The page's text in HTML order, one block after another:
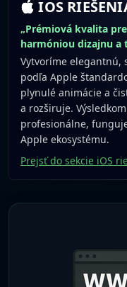
IOS
„Prémiová kvalita
harmóniou dizajnu a
Vytvoríme elegantnú,
podľa Apple
plynulé animácie a
a rozširuje.
profesionálne,
Apple ekosystému.
Prejsť do sekcie iOS